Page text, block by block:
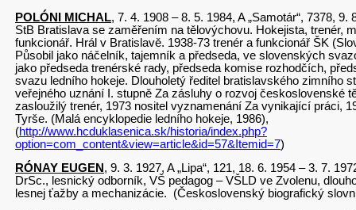
POLÓNI MICHAL, 7. 4. 1908 – 8. 5. 1984, A „Samotár“, 7378, 9.
StB Bratislava se zaměřením na tělovýchovu. Hokejista, trenér,
funkcionář. Hrál v Bratislavě. 1938-73 trenér a funkcionář ŠK
Působil jako náčelník, tajemník a předseda, ve slovenských
jako předseda trenérské rady, předseda komise rozhodčích,
svazu ledního hokeje. Dlouholetý ředitel bratislavského zimního
veřejného uznání I. stupně Za zásluhy o rozvoj československé
zasloužilý trenér, 1973 nositel vyznamenání Za vynikající práci,
Tyrše. (Malá encyklopedie ledního hokeje, 1986),
(http://www.hcduklasenica.sk/historia/index.php?
option=com_content&view=article&id=57&Itemid=7)
RÓNAY EUGEN , 9. 3. 1927, A „Lipa“, 121, 18. 6. 1954 – 3. 7.
DrSc., lesnický odborník, VŠ pedagog – VŠLD ve Zvolenu,
lesnej ťažby a mechanizácie. (Československý biografický